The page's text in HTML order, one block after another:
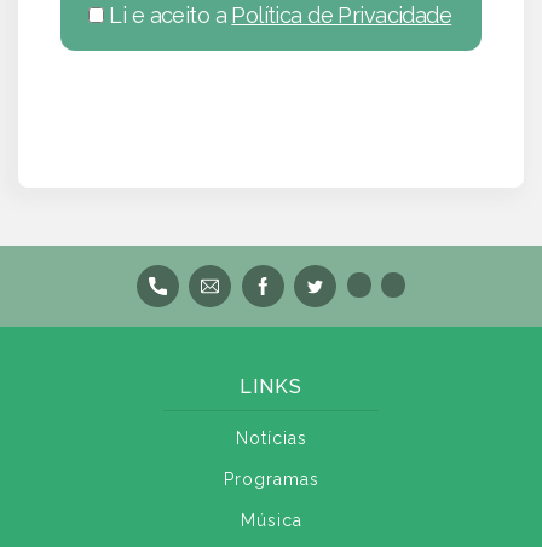
Li e aceito a Política de Privacidade
LINKS
Notícias
Programas
Música